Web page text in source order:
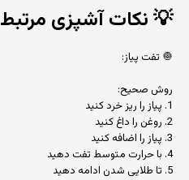
💡نکات آشپزی مرتبط
🧅 تفت پیاز:
روش صحیح:
1. پیاز را ریز خرد کنید
2. روغن را داغ کنید
3. پیاز را اضافه کنید
4. با حرارت متوسط تفت دهید
5. تا طلایی شدن ادامه دهید